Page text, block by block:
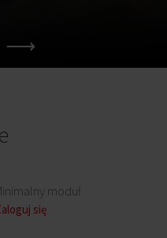
moduł
się